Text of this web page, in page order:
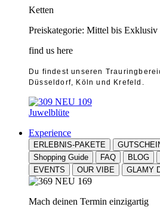
Ketten
Preiskategorie: Mittel bis Exklusiv
find us here
Du findest unseren
Düsseldorf, Köln und Krefeld.
Juwelblüte
Experience
ERLEBNIS-PAKETE
Shopping Guide
FAQ BLOG
EVENTS
OUR VIBE GLAMY
Mach deinen Termin einzigartig